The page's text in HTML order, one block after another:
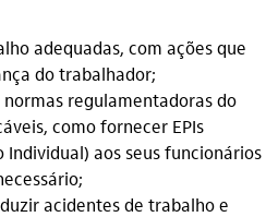
adequadas, com ações que
do trabalhador;
regulamentadoras do
como fornecer EPIs
Individual) aos seus funcionários
acidentes de trabalho e